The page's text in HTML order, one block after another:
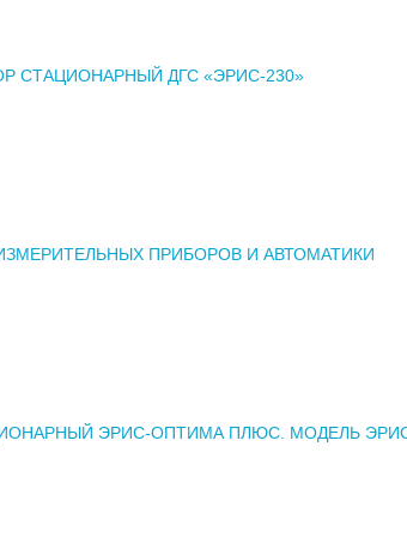
СТАЦИОНАРНЫЙ ДГС «ЭРИС-230»
ПРИБОРОВ И АВТОМАТИКИ
ЭРИС-ОПТИМА ПЛЮС. МОДЕЛЬ